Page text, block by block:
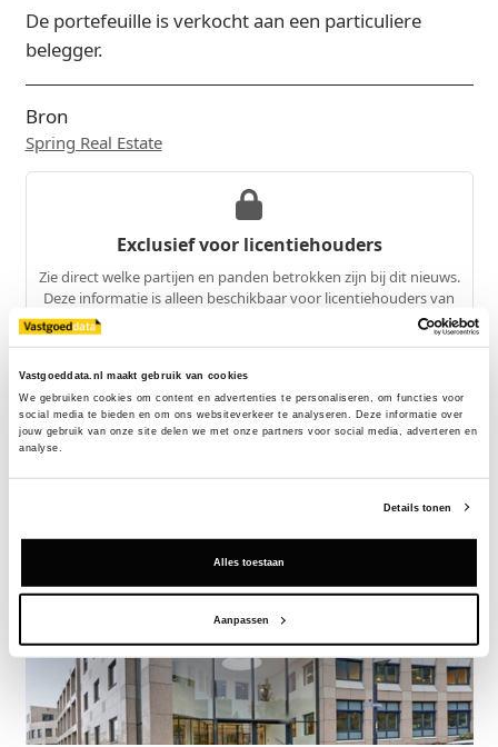
Vastgoeddata.nl maakt gebruik van cookies
We gebruiken cookies om content en advertenties te personaliseren, om functies voor
social media te bieden en om ons websiteverkeer te analyseren. Deze informatie over
jouw gebruik van onze site delen we met onze partners voor social media, adverteren en
analyse.
Details tonen
Alles toestaan
Aanpassen
De portefeuille is verkocht aan een particuliere
belegger.
Bron
Spring Real Estate
Exclusief voor licentiehouders
Zie direct welke partijen en panden betrokken zijn bij dit nieuws.
Deze informatie is alleen beschikbaar voor licentiehouders van
Vraag een demo aan
Terug
Gerelateerde nieuwsberichten